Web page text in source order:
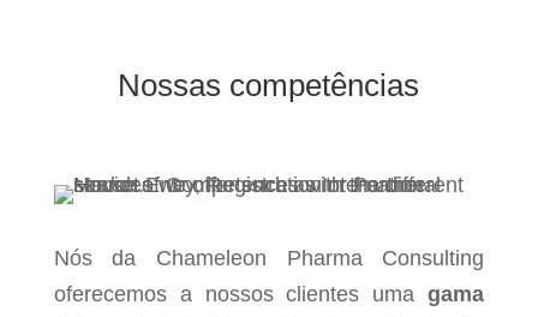
Nossas competências
Nós da Chameleon Pharma Consulting
oferecemos a nossos clientes umagama